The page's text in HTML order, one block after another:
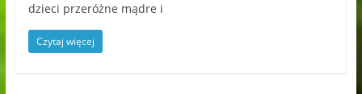
dzieci przeróżne mądre i
Czytaj więcej